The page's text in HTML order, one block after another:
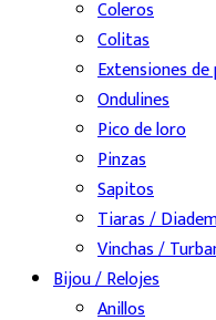
Coleros
Colitas
Extensiones
Ondulines
Pico de loro
Pinzas
Sapitos
Tiaras /
Vinchas /
Bijou / Relojes
Anillos